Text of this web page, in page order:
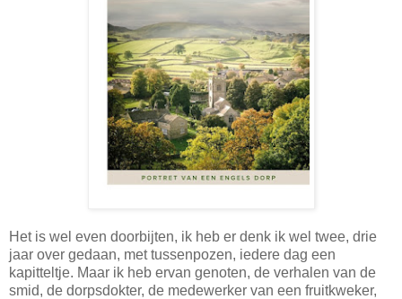
Het is wel even doorbijten, ik heb er denk ik wel twee, drie
jaar over gedaan, met tussenpozen, iedere dag een
kapitteltje. Maar ik heb ervan genoten, de verhalen van de
smid, de dorpsdokter, de medewerker van een fruitkweker,